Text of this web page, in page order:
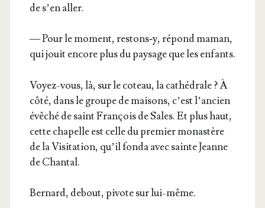
de s’en aller.
— Pour le moment, restons‑y, répond maman,
qui jouit encore plus du pay­sage que les enfants.
Voyez-vous, là, sur le coteau, la cathé­drale ? À
côté, dans le groupe de mai­sons, c’est l’an­cien
évê­ché de saint Fran­çois de Sales. Et plus haut,
cette cha­pelle est celle du pre­mier monas­tère
de la Visi­ta­tion, qu’il fon­da avec sainte Jeanne
de Chantal.
Ber­nard, debout, pivote sur lui-même.